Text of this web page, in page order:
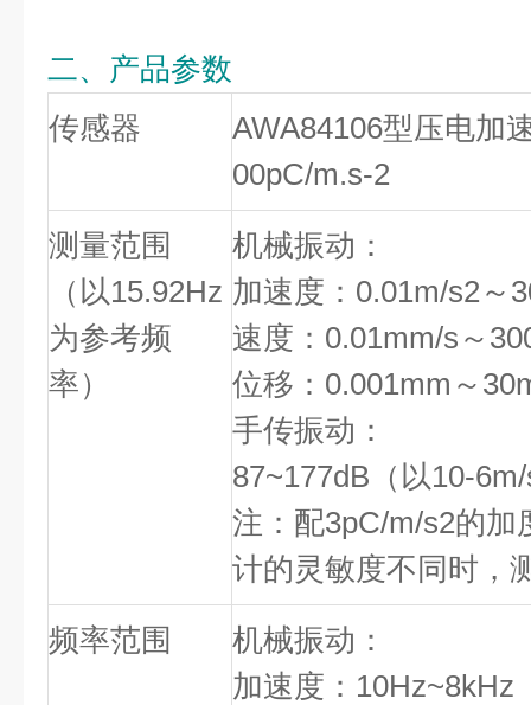
二、产品参数
传感器
AWA84106型压电加
00pC/m.s-2
测量范围
（以15.92Hz
为参考频
率）
机械振动：
加速度：0.01m/s2～
速度：0.01mm/s～
位移：0.001mm～
手传振动：
87~177dB（以10-
注：配3pC/m/s2的加
计的灵敏度不同时，
频率范围
机械振动：
加速度：10Hz~8kHz